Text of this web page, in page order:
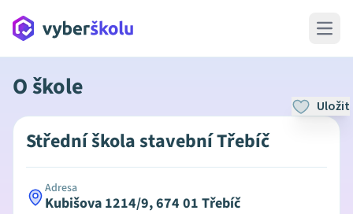
Open
O škole
Uložit
Střední škola stavební Třebíč
Adresa
Kubišova 1214/9, 674 01 Třebíč